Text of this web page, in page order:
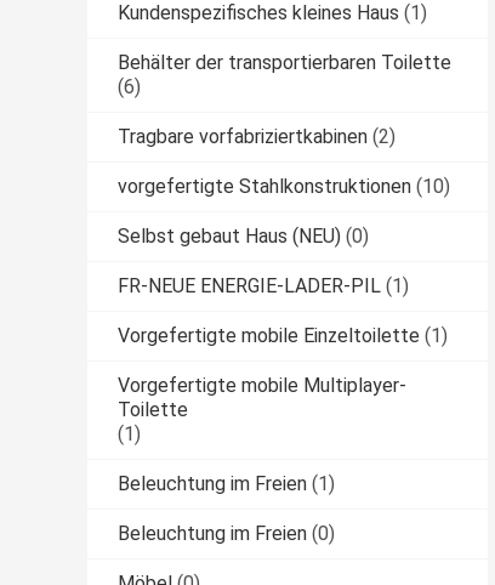
Kundenspezifisches kleines Haus (1)
Behälter der transportierbaren Toilette
(6)
Tragbare vorfabriziertkabinen (2)
vorgefertigte Stahlkonstruktionen (10)
Selbst gebaut Haus (NEU) (0)
FR-NEUE ENERGIE-LADER-PIL (1)
Vorgefertigte mobile Einzeltoilette (1)
Vorgefertigte mobile Multiplayer-
Toilette
(1)
Beleuchtung im Freien (1)
Beleuchtung im Freien (0)